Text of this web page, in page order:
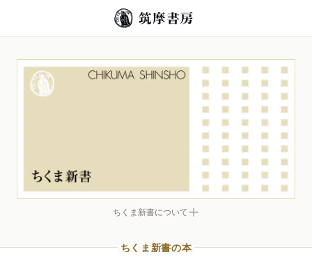
ちくま新書について
ちくま新書の本